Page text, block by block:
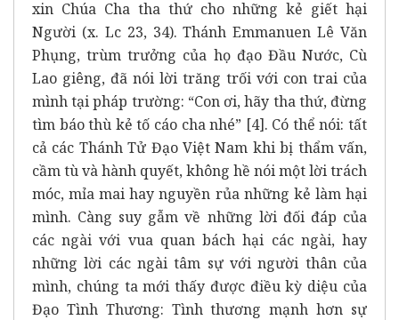
xin Chúa Cha tha thứ cho những kẻ giết hại
Người (x. Lc 23, 34). Thánh Emmanuen Lê Văn
Phụng, trùm trưởng của họ đạo Đầu Nước, Cù
Lao giêng, đã nói lời trăng trối với con trai của
mình tại pháp trường: “Con ơi, hãy tha thứ, đừng
tìm báo thù kẻ tố cáo cha nhé” [4]. Có thể nói: tất
cả các Thánh Tử Đạo Việt Nam khi bị thẩm vấn,
cầm tù và hành quyết, không hề nói một lời trách
móc, mỉa mai hay nguyền rủa những kẻ làm hại
mình. Càng suy gẫm về những lời đối đáp của
các ngài với vua quan bách hại các ngài, hay
những lời các ngài tâm sự với người thân của
mình, chúng ta mới thấy được điều kỳ diệu của
Đạo Tình Thương: Tình thương mạnh hơn sự